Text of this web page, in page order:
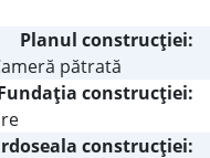
Planul construcţiei:
pătrată
construcţiei:
construcţiei: